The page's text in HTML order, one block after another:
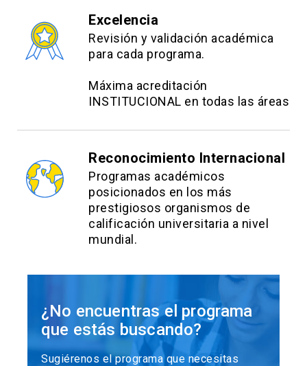
Excelencia
Revisión y validación académica
para cada programa.
Máxima acreditación
INSTITUCIONAL en todas las áreas
Reconocimiento Internacional
Programas académicos
posicionados en los más
prestigiosos organismos de
calificación universitaria a nivel
mundial.
¿No encuentras el programa
que estás buscando?
Sugiérenos el programa que necesitas